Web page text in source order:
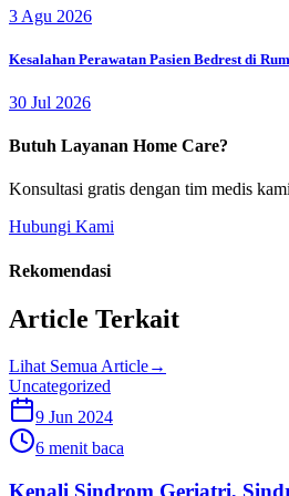
3 Agu 2026
Kesalahan Perawatan Pasien Bedrest di
30 Jul 2026
Butuh Layanan Home Care?
Konsultasi gratis dengan tim medis
Hubungi Kami
Rekomendasi
Article Terkait
Lihat Semua Article→
Uncategorized
9 Jun 2024
6 menit baca
Kenali Sindrom Geriatri,